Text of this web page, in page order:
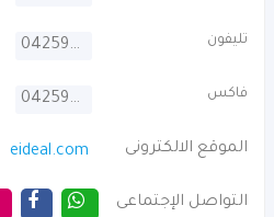
تليفون 042594665
فاكس 042594669
الموقع الالكترونى eideal.com
التواصل الإجتماعى